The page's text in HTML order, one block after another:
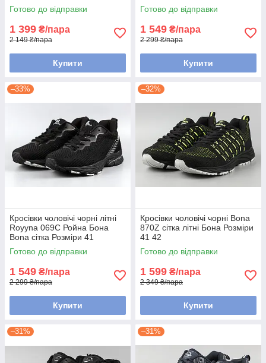
Готово до відправки
1 399 ₴/пара
2 149 ₴/пара
Купити
Готово до відправки
1 549 ₴/пара
2 299 ₴/пара
Купити
–33%
Кросівки чоловічі чорні літні
Royyna 069C Ройна Бона
Bona сітка Розміри 41
Готово до відправки
1 549 ₴/пара
2 299 ₴/пара
Купити
–32%
Кросівки чоловічі чорні Bona
870Z сітка літні Бона Розміри
41 42
Готово до відправки
1 599 ₴/пара
2 349 ₴/пара
Купити
–31% –31%